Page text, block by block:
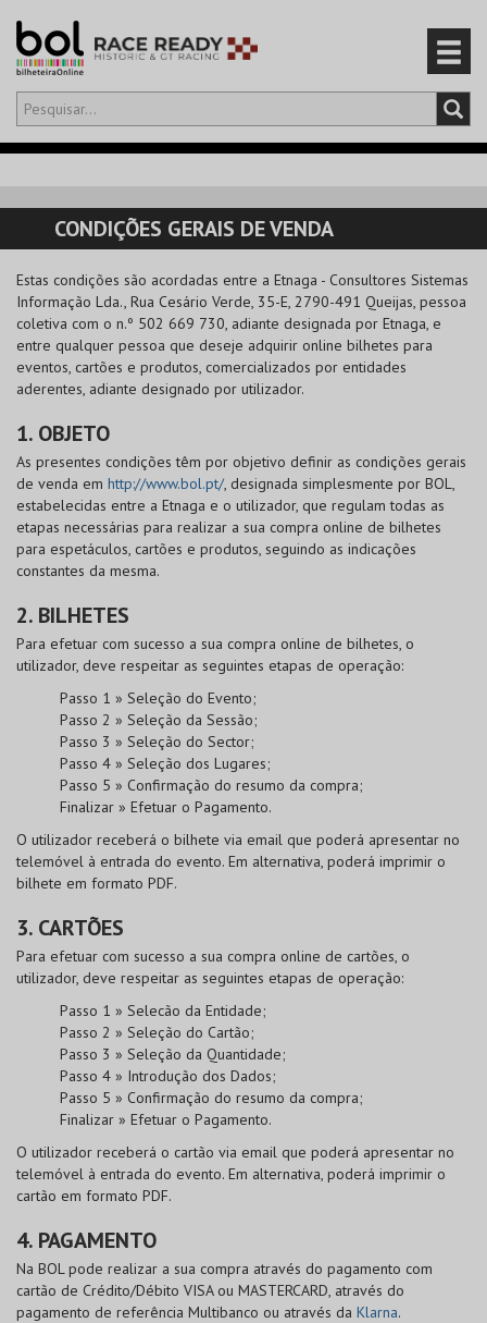
Olá,iniciar sessão
CARRINHO
EVENTOS
CARTÕES
PRODUTOS
CONDIÇÕES GERAIS DE VENDA
Estas condições são acordadas entre a Etnaga - Consultores Sistemas
Informação Lda., Rua Cesário Verde, 35-E, 2790-491 Queijas, pessoa
coletiva com o n.º 502 669 730, adiante designada por Etnaga, e
entre qualquer pessoa que deseje adquirir online bilhetes para
eventos, cartões e produtos, comercializados por entidades
aderentes, adiante designado por utilizador.
1. OBJETO
As presentes condições têm por objetivo definir as condições gerais
de venda em http://www.bol.pt/, designada simplesmente por BOL,
estabelecidas entre a Etnaga e o utilizador, que regulam todas as
etapas necessárias para realizar a sua compra online de bilhetes
para espetáculos, cartões e produtos, seguindo as indicações
constantes da mesma.
2. BILHETES
Para efetuar com sucesso a sua compra online de bilhetes, o
utilizador, deve respeitar as seguintes etapas de operação:
Passo 1 » Seleção do Evento;
Passo 2 » Seleção da Sessão;
Passo 3 » Seleção do Sector;
Passo 4 » Seleção dos Lugares;
Passo 5 » Confirmação do resumo da compra;
Finalizar » Efetuar o Pagamento.
O utilizador receberá o bilhete via email que poderá apresentar no
telemóvel à entrada do evento. Em alternativa, poderá imprimir o
bilhete em formato PDF.
3. CARTÕES
Para efetuar com sucesso a sua compra online de cartões, o
utilizador, deve respeitar as seguintes etapas de operação:
Passo 1 » Selecão da Entidade;
Passo 2 » Seleção do Cartão;
Passo 3 » Seleção da Quantidade;
Passo 4 » Introdução dos Dados;
Passo 5 » Confirmação do resumo da compra;
Finalizar » Efetuar o Pagamento.
O utilizador receberá o cartão via email que poderá apresentar no
telemóvel à entrada do evento. Em alternativa, poderá imprimir o
cartão em formato PDF.
4. PAGAMENTO
Na BOLpode realizar a sua compra através do pagamento com
cartão de Crédito/Débito VISAou MASTERCARD, através do
pagamento de referência Multibanco ou através da Klarna.